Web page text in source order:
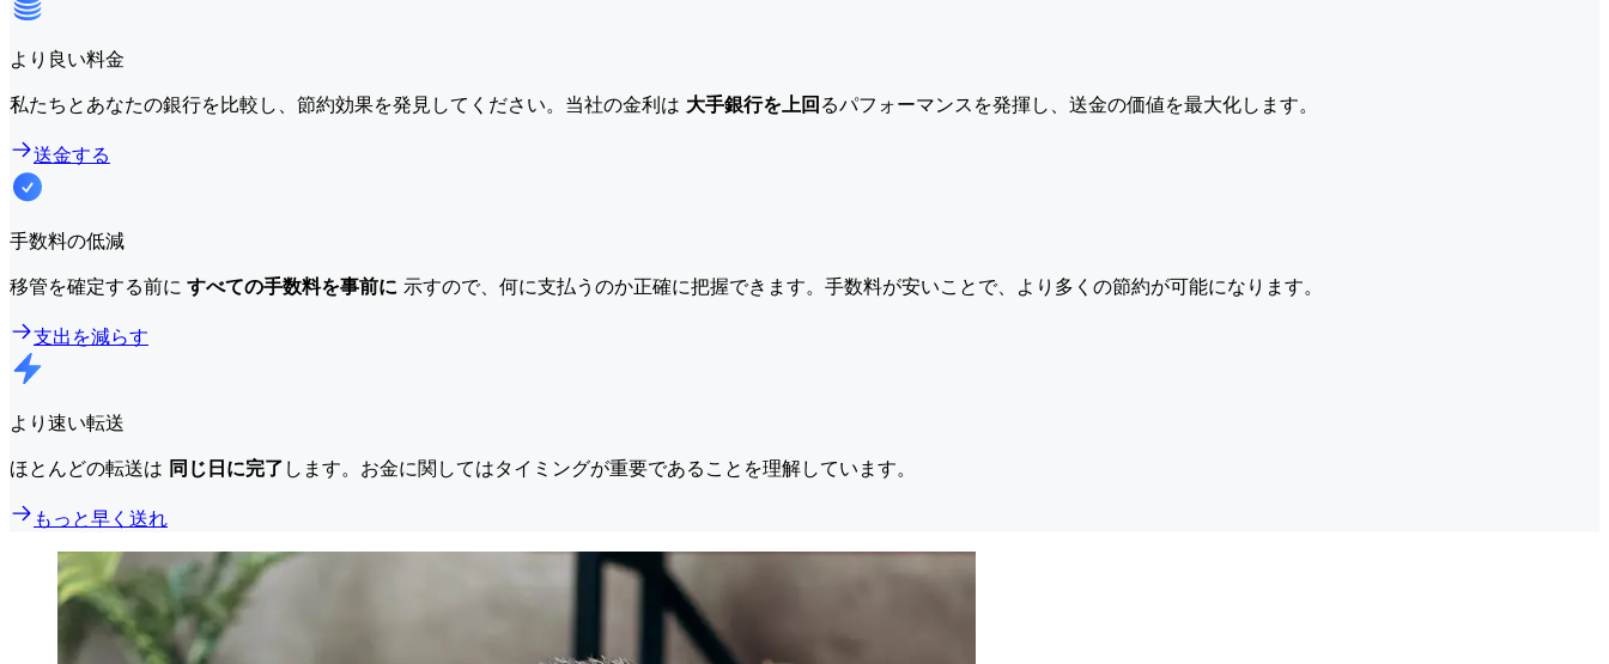
より良い料金
私たちとあなたの銀行を比較し、節約効果を発見してください。当社の金利は 大手銀行を上回るパフォーマンスを発揮し、送金の価値を最大化します。
送金する
手数料の低減
移管を確定する前に すべての手数料を事前に 示すので、何に支払うのか正確に把握できます。手数料が安いことで、より多くの節約が可能になります。
支出を減らす
より速い転送
ほとんどの転送は 同じ日に完了 します。お金に関してはタイミングが重要であることを理解しています。
もっと早く送れ